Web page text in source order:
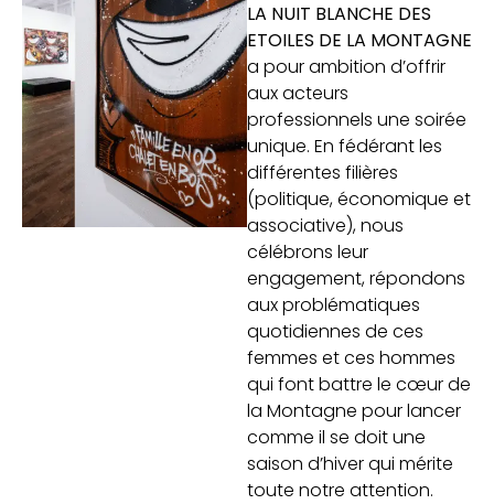
LA NUIT BLANCHE DES
ETOILES DE LA MONTAGNE
a pour ambition d’offrir
aux acteurs
professionnels une soirée
unique. En fédérant les
différentes filières
(politique, économique et
associative), nous
célébrons leur
engagement, répondons
aux problématiques
quotidiennes de ces
femmes et ces hommes
qui font battre le cœur de
la Montagne pour lancer
comme il se doit une
saison d’hiver qui mérite
toute notre attention.